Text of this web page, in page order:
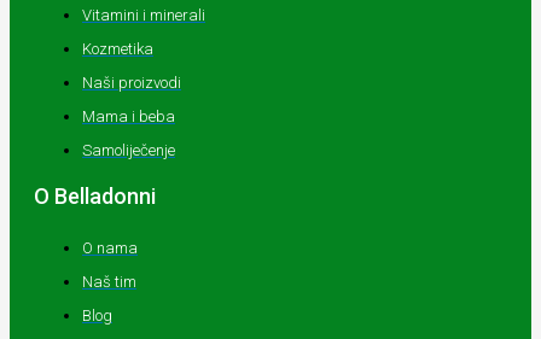
Vitamini i minerali
Kozmetika
Naši proizvodi
Mama i beba
Samoliječenje
O Belladonni
O nama
Naš tim
Blog